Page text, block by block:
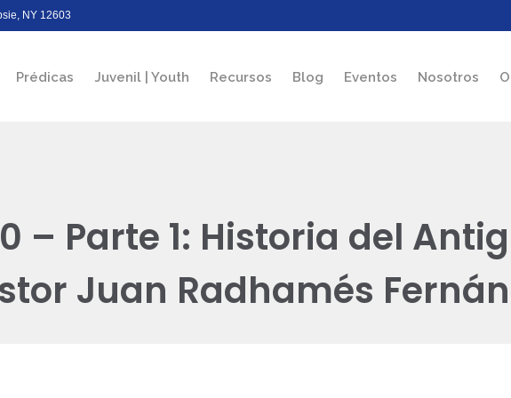
NY 12603
Prédicas Juvenil | Youth Recursos Blog Eventos Nosotros
– Parte 1: Historia del
Juan Radhamés